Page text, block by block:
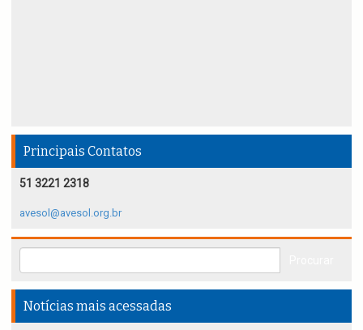
Principais Contatos
51 3221 2318
avesol@avesol.org.br
Notícias mais acessadas